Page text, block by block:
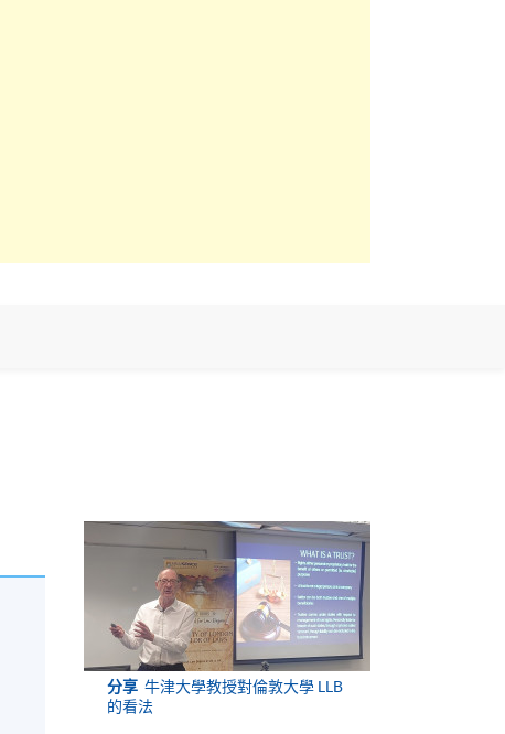
卓越表現證書。卓越表現
分享 牛津大學教授對倫敦大學 LLB
的看法